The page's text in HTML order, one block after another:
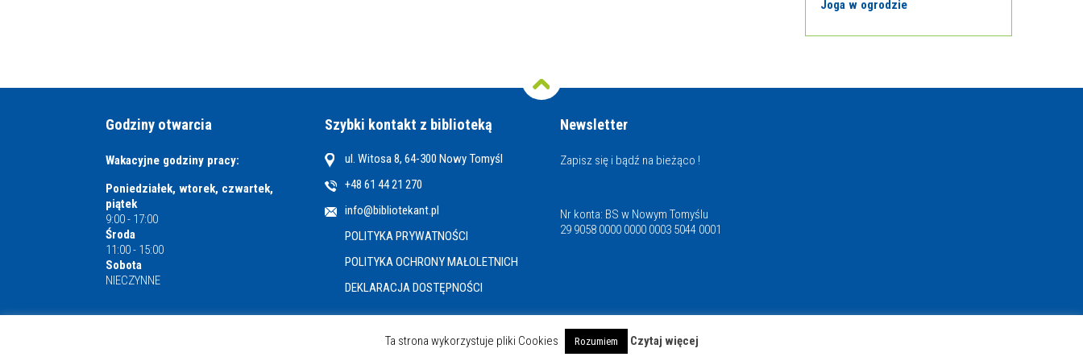
Joga w ogrodzie
Godziny otwarcia
Wakacyjne godziny pracy:
Poniedziałek, wtorek, czwartek,
piątek
9:00 - 17:00
Środa
11:00 - 15:00
Sobota
NIECZYNNE
Szybki kontakt z biblioteką
ul. Witosa 8, 64-300 Nowy Tomyśl
+48 61 44 21 270
info@bibliotekant.pl
POLITYKA PRYWATNOŚCI
POLITYKA OCHRONY MAŁOLETNICH
DEKLARACJA DOSTĘPNOŚCI
Newsletter
Zapisz się i bądź na bieżąco !
Nr konta: BS w Nowym Tomyślu
29 9058 0000 0000 0003 5044 0001
Ta strona wykorzystuje pliki Cookies Rozumiem Czytaj więcej